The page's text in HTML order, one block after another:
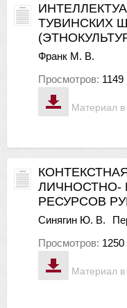
Материал в
ТУВИНСКИХ
Франк М. В.
Просмотров: 1149
Материал в
РЕСУРСОВ
Синягин Ю. В.
Просмотров: 1250